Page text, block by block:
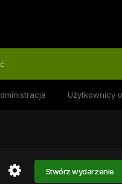
Użytkownicy
Stwórz wydarzenie